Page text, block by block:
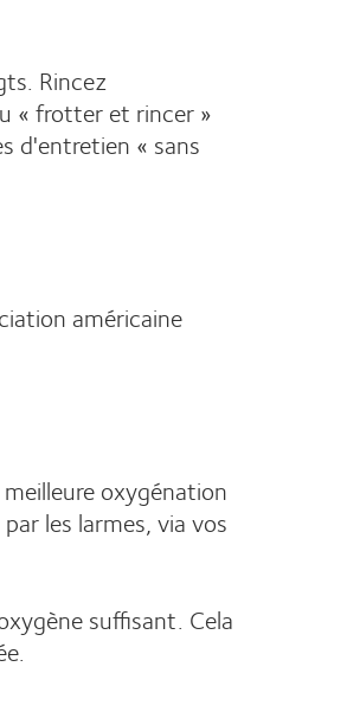
Rincez
« frotter et rincer »
d'entretien « sans
américaine
oxygénation
les larmes, via vos
suffisant. Cela